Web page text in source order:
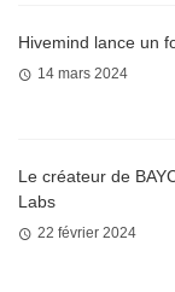
Hivemind lance un
14 mars 2024
Le créateur de
Labs
22 février 2024